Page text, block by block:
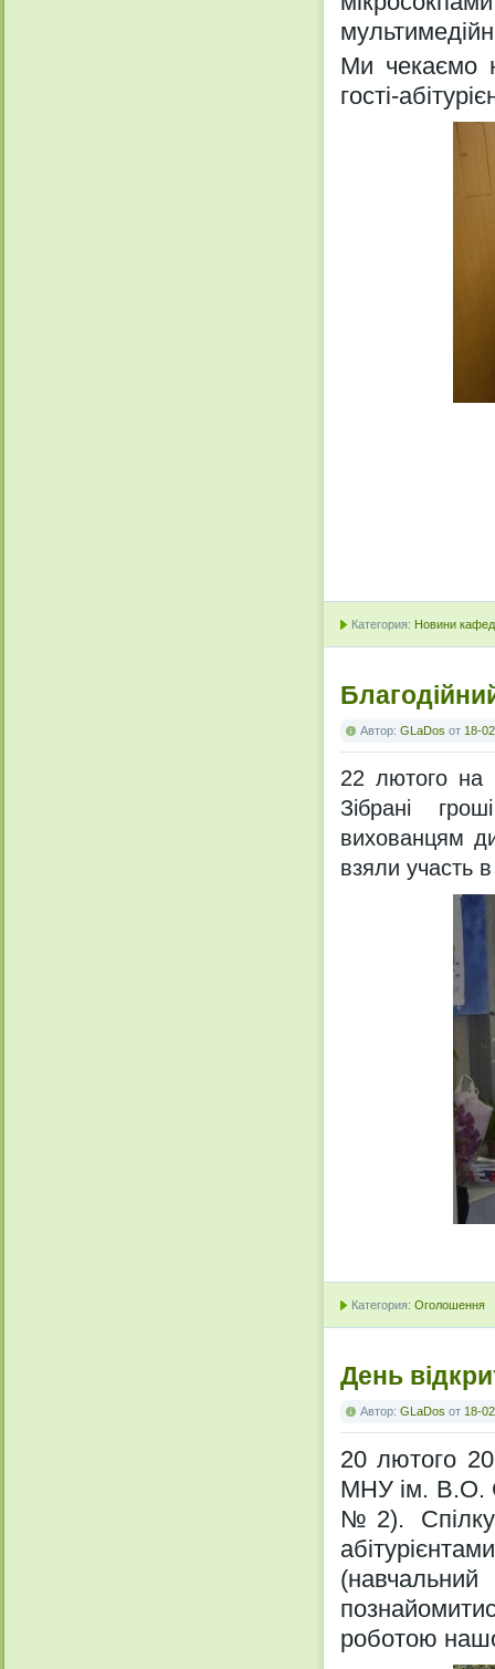
Ми чекаємо
гості-
Категория: Новини
Автор: GLaDos от 18-
22 лютого на
Зібрані
вихованцям
взяли участь
Категория: Оголошення
День
Автор: GLaDos от 18-
20 лютого
МНУ ім. В.О.
№2).
роботою